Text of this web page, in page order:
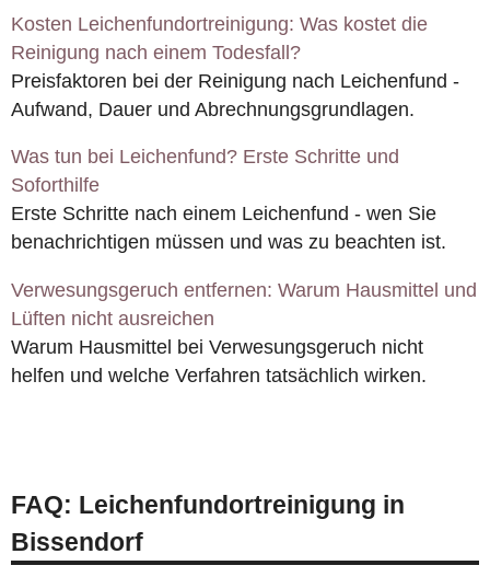
Kosten Leichenfundortreinigung: Was kostet die
Reinigung nach einem Todesfall?
Preisfaktoren bei der Reinigung nach Leichenfund -
Aufwand, Dauer und Abrechnungsgrundlagen.
Was tun bei Leichenfund? Erste Schritte und
Soforthilfe
Erste Schritte nach einem Leichenfund - wen Sie
benachrichtigen müssen und was zu beachten ist.
Verwesungsgeruch entfernen: Warum Hausmittel und
Lüften nicht ausreichen
Warum Hausmittel bei Verwesungsgeruch nicht
helfen und welche Verfahren tatsächlich wirken.
FAQ: Leichenfundortreinigung in
Bissendorf